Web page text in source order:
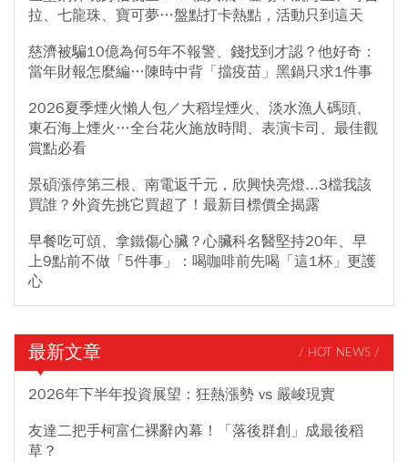
拉、七龍珠、寶可夢…盤點打卡熱點，活動只到這天
慈濟被騙10億為何5年不報警、錢找到才認？他好奇：
當年財報怎麼編…陳時中背「擋疫苗」黑鍋只求1件事
2026夏季煙火懶人包／大稻埕煙火、淡水漁人碼頭、
東石海上煙火…全台花火施放時間、表演卡司、最佳觀
賞點必看
景碩漲停第三根、南電返千元，欣興快亮燈...3檔我該
買誰？外資先挑它買超了！最新目標價全揭露
早餐吃可頌、拿鐵傷心臟？心臟科名醫堅持20年、早
上9點前不做「5件事」：喝咖啡前先喝「這1杯」更護
心
最新文章 / HOT NEWS /
2026年下半年投資展望：狂熱漲勢 vs 嚴峻現實
友達二把手柯富仁裸辭內幕！「落後群創」成最後稻
草？